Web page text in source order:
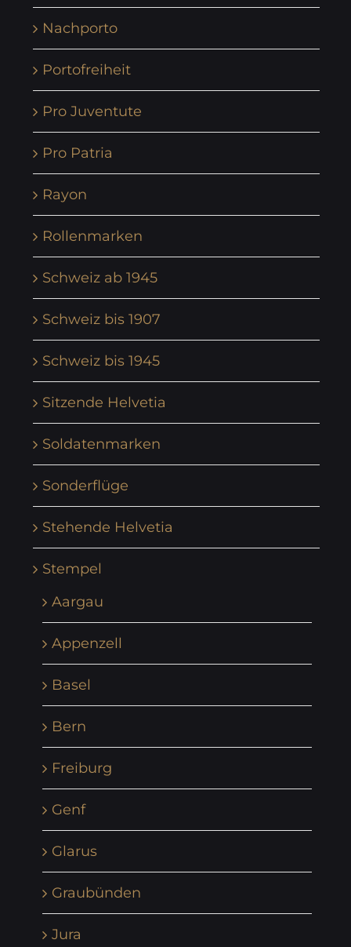
Nachporto
Portofreiheit
Pro Juventute
Pro Patria
Rayon
Rollenmarken
Schweiz ab 1945
Schweiz bis 1907
Schweiz bis 1945
Sitzende Helvetia
Soldatenmarken
Sonderflüge
Stehende Helvetia
Stempel
Aargau
Appenzell
Basel
Bern
Freiburg
Genf
Glarus
Graubünden
Jura